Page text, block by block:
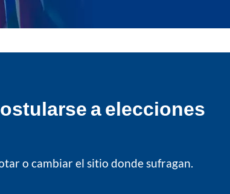
a elecciones
o cambiar el sitio donde sufragan.